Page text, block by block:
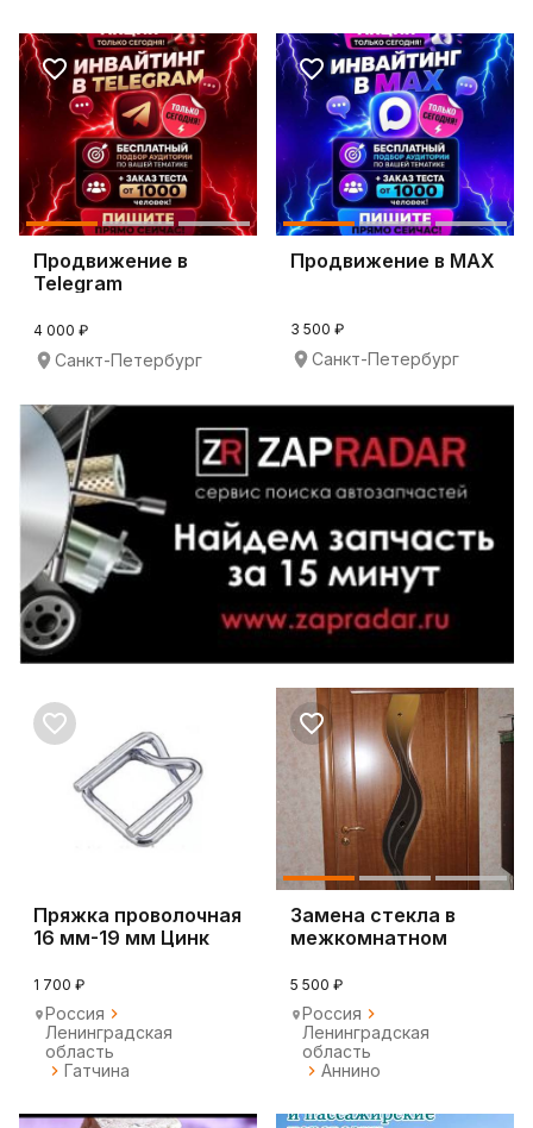
Продвижение в
Telegram
4 000 ₽
Санкт-Петербург
Продвижение в МАХ
3 500 ₽
Санкт-Петербург
Пряжка проволочная
16 мм-19 мм Цинк
1 700 ₽
Россия
Ленинградская
область
Гатчина
Замена стекла в
межкомнатном
ра-н
5 500 ₽
Россия
Ленинградская
область
Аннино